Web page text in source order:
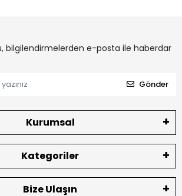
bilgilendirmelerden e-posta ile haberdar
Gönder
Kurumsal
Kategoriler
Bize Ulaşın